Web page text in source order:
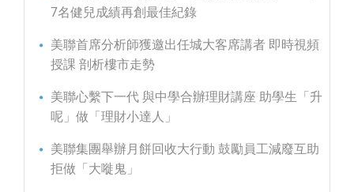
7名健兒成績再創最佳紀錄
美聯首席分析師獲邀出任城大客席講者 即時視頻
授課 剖析樓市走勢
美聯心繫下一代 與中學合辦理財講座 助學生「升
呢」做「理財小達人」
美聯集團舉辦月餅回收大行動 鼓勵員工減廢互助
拒做「大嘥鬼」